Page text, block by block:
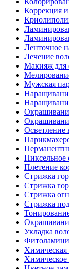
Коррекция
Ленточное
Лечение
Макияж для
Мужская
Осветление
Пиксельное
Плетение
Стрижка
Стрижка
Стрижка
Стрижка
Укладка
Химическая